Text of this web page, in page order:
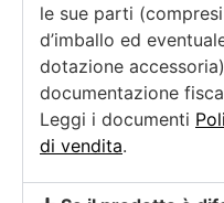
le sue parti
d’imballo ed
dotazione
documentazione
Leggi i documenti
di vendita.